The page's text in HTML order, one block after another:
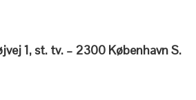
1, st. tv. – 2300 København S.